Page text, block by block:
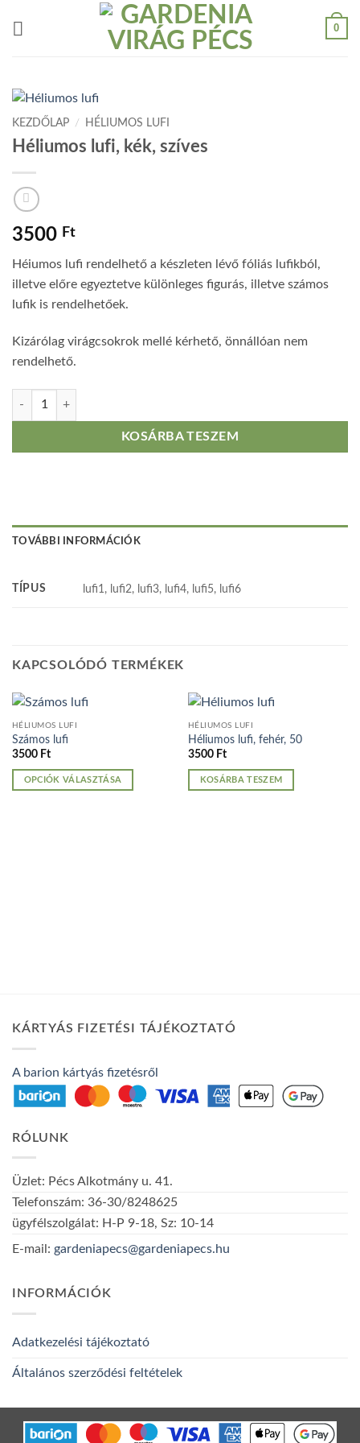
0
KEZDŐLAP / HÉLIUMOS LUFI
Héliumos lufi, kék, szíves
3500 Ft
Héiumos lufi rendelhető a készleten lévő fóliás lufikból,
illetve előre egyeztetve különleges figurás, illetve számos
lufik is rendelhetőek.
Kizárólag virágcsokrok mellé kérhető, önnállóan nem
rendelhető.
Héliumos lufi, kék, szíves mennyiség
KOSÁRBA TESZEM
TOVÁBBI INFORMÁCIÓK
TÍPUS lufi1, lufi2, lufi3, lufi4, lufi5, lufi6
KAPCSOLÓDÓ TERMÉKEK
HÉLIUMOS LUFI
Számos lufi
3500 Ft
OPCIÓK VÁLASZTÁSA
HÉLIUMOS LUFI
Héliumos lufi, fehér, 50
3500 Ft
KOSÁRBA TESZEM
KÁRTYÁS FIZETÉSI TÁJÉKOZTATÓ
A barion kártyás fizetésről
RÓLUNK
Üzlet: Pécs Alkotmány u. 41.
Telefonszám: 36-30/8248625
ügyfélszolgálat: H-P 9-18, Sz: 10-14
E-mail: gardeniapecs@gardeniapecs.hu
INFORMÁCIÓK
Adatkezelési tájékoztató
Általános szerződési feltételek